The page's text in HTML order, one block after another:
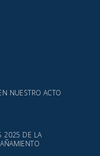
NUESTRO ACTO
2025 DE LA